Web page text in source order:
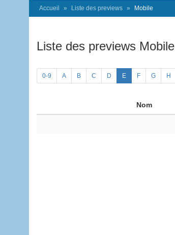
Accueil Liste des previews Mobile
Liste des previews Mobile
0-9 A B C D E F G H
Nom